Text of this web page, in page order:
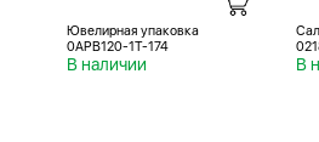
Ювелирная упаковка
0APB120-1T-174
В наличии В